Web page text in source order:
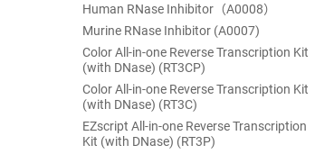
Human RNase Inhibitor（A0008）
Murine RNase Inhibitor (A0007)
Color All-in-one Reverse Transcription Kit
(with DNase) (RT3CP)
Color All-in-one Reverse Transcription Kit
(with DNase) (RT3C)
EZscript All-in-one Reverse Transcription
Kit (with DNase) (RT3P)